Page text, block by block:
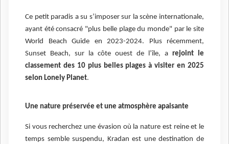
Ce petit paradis a su s’imposer sur la scène internationale,
ayant été consacré "plus belle plage du monde" par le site
World Beach Guide en 2023-2024. Plus récemment,
Sunset Beach, sur la côte ouest de l’île, a rejoint le
classement des 10 plus belles plages à visiter en 2025
selon Lonely Planet.
Une nature préservée et une atmosphère apaisante
Si vous recherchez une évasion où la nature est reine et le
temps semble suspendu, Kradan est une destination de